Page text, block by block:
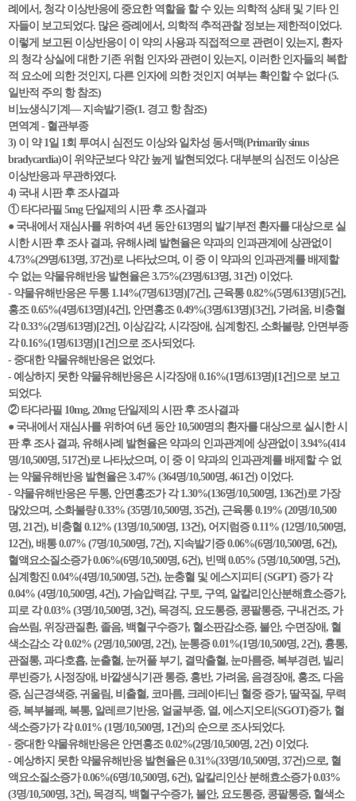
례에서, 청각 이상반응에 중요한 역할을 할 수 있는 의학적 상태 및 기타 인
자들이 보고되었다. 많은 증례에서, 의학적 추적관찰 정보는 제한적이었다.
이렇게 보고된 이상반응이 이 약의 사용과 직접적으로 관련이 있는지, 환자
의 청각 상실에 대한 기존 위험 인자와 관련이 있는지, 이러한 인자들의 복합
적 요소에 의한 것인지, 다른 인자에 의한 것인지 여부는 확인할 수 없다 (5.
일반적 주의 항 참조)
비뇨생식기계— 지속발기증(1. 경고 항 참조)
면역계 - 혈관부종
3) 이 약 1일 1회 투여시 심전도 이상와 일차성 동서맥(Primarily sinus
bradycardia)이 위약군보다 약간 높게 발현되었다. 대부분의 심전도 이상은
이상반응과 무관하였다.
4) 국내 시판 후 조사결과
① 타다라필 5mg 단일제의 시판 후 조사결과
● 국내에서 재심사를 위하여 4년 동안 613명의 발기부전 환자를 대상으로 실
시한 시판 후 조사 결과, 유해사례 발현율은 약과의 인과관계에 상관없이
4.73%(29명/613명, 37건)로 나타났으며, 이 중 이 약과의 인과관계를 배제할
수 없는 약물유해반응 발현율은 3.75%(23명/613명, 31건) 이었다.
- 약물유해반응은 두통 1.14%(7명/613명)[7건], 근육통 0.82%(5명/613명)[5건],
홍조 0.65%(4명/613명)[4건], 안면홍조 0.49%(3명/613명)[3건], 가려움, 비충혈
각 0.33%(2명/613명)[2건], 이상감각, 시각장애, 심계항진, 소화불량, 안면부종
각 0.16%(1명/613명)[1건]으로 조사되었다.
- 중대한 약물유해반응은 없었다.
- 예상하지 못한 약물유해반응은 시각장애 0.16%(1명/613명)[1건]으로 보고
되었다.
② 타다라필 10mg, 20mg 단일제의 시판 후 조사결과
● 국내에서 재심사를 위하여 6년 동안 10,500명의 환자를 대상으로 실시한 시
판 후 조사 결과, 유해사례 발현율은 약과의 인과관계에 상관없이 3.94%(414
명/10,500명, 517건)로 나타났으며, 이 중 이 약과의 인과관계를 배제할 수 없
는 약물유해반응 발현율은 3.47% (364명/10,500명, 461건) 이었다.
- 약물유해반응은 두통, 안면홍조가 각 1.30%(136명/10,500명, 136건)로 가장
많았으며, 소화불량 0.33% (35명/10,500명, 35건), 근육통 0.19% (20명/10,500
명, 21건), 비충혈 0.12% (13명/10,500명, 13건), 어지럼증 0.11% (12명/10,500명,
12건), 배통 0.07% (7명/10,500명, 7건), 지속발기증 0.06%(6명/10,500명, 6건),
혈액요소질소증가 0.06%(6명/10,500명, 6건), 빈맥 0.05% (5명/10,500명, 5건),
심계항진 0.04%(4명/10,500명, 5건), 눈충혈 및 에스지피티 (SGPT) 증가 각
0.04% (4명/10,500명, 4건), 가슴압력감, 구토, 구역, 알칼리인산분해효소증가,
피로 각 0.03% (3명/10,500명, 3건), 목경직, 요도통증, 콩팥통증, 구내건조, 가
슴쓰림, 위장관질환, 졸음, 백혈구수증가, 혈소판감소증, 불안, 수면장애, 혈
색소감소 각 0.02% (2명/10,500명, 2건), 눈통증 0.01%(1명/10,500명, 2건), 흉통,
관절통, 과다호흡, 눈출혈, 눈꺼풀 부기, 결막출혈, 눈마름증, 복부경련, 빌리
루빈증가, 사정장애, 바깥생식기관 통증, 홍반, 가려움, 음경장애, 홍조, 다음
증, 심근경색증, 귀울림, 비출혈, 코마름, 크레아티닌 혈중 증가, 딸꾹질, 무력
증, 복부불쾌, 복통, 알레르기반응, 얼굴부종, 열, 에스지오티(SGOT)증가, 혈
색소증가가 각 0.01% (1명/10,500명, 1건)의 순으로 조사되었다.
- 중대한 약물유해반응은 안면홍조 0.02%(2명/10,500명, 2건) 이었다.
- 예상하지 못한 약물유해반응 발현율은 0.31%(33명/10,500명, 37건)으로, 혈
액요소질소증가 0.06%(6명/10,500명, 6건), 알칼리인산 분해효소증가 0.03%
(3명/10,500명, 3건), 목경직, 백혈구수증가, 불안, 요도통증, 콩팥통증, 혈색소